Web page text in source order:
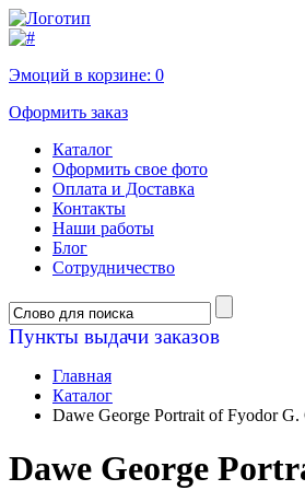
Эмоций в корзине: 0
Оформить заказ
Каталог
Оформить свое фото
Оплата и Доставка
Контакты
Наши работы
Блог
Сотрудничество
Пункты выдачи заказов
Главная
Каталог
Dawe George Portrait of Fyodor
Dawe George